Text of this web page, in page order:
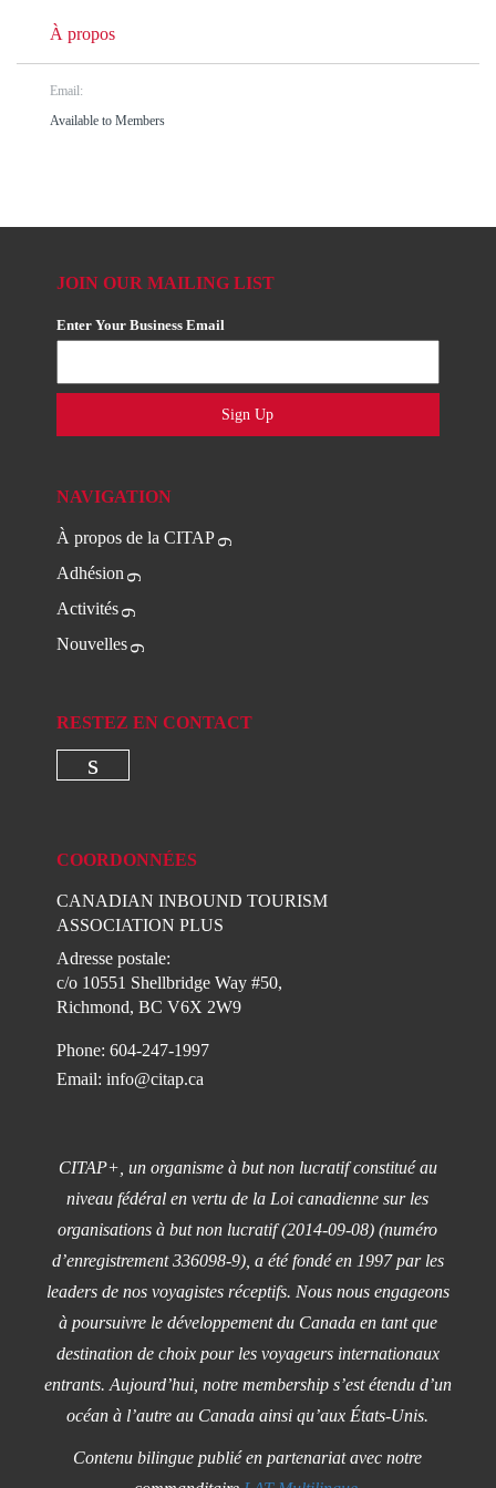
À propos
Email:
Available to Members
JOIN OUR MAILING LIST
Enter Your Business Email
Sign Up
NAVIGATION
À propos de la CITAP
Adhésion
Activités
Nouvelles
RESTEZ EN CONTACT
COORDONNÉES
CANADIAN INBOUND TOURISM
ASSOCIATION PLUS
Adresse postale:
c/o 10551 Shellbridge Way #50,
Richmond, BC V6X 2W9
Phone: 604-247-1997
Email:info@citap.ca
CITAP+, un organisme à but non lucratif constitué au
niveau fédéral en vertu de la Loi canadienne sur les
organisations à but non lucratif (2014-09-08) (numéro
d’enregistrement 336098-9), a été fondé en 1997 par les
leaders de nos voyagistes réceptifs. Nous nous engageons
à poursuivre le développement du Canada en tant que
destination de choix pour les voyageurs internationaux
entrants. Aujourd’hui, notre membership s’est étendu d’un
océan à l’autre au Canada ainsi qu’aux États-Unis.
Contenu bilingue publié en partenariat avec notre